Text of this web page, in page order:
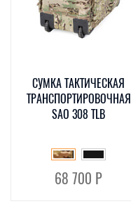
СУМКА ТАКТИЧЕСКАЯ
ТРАНСПОРТИРОВОЧНАЯ
SAO 308 TLB
68 700 Р